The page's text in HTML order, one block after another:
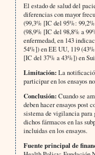
El estado de salud del
diferencias con mayor
(99,3% [IC del 95%:
(98,9% [IC del 98,8% a
enfermedad, en 143
54%]) en EE UU, 119
[IC del 37% a 43%]) en
Limitación: La
participar en los ensayos
Conclusión: Cuando se
deben hacer ensayos post
sistema de vigilancia para
dichos fármacos en las
incluidas en los ensayos.
Fuente principal de